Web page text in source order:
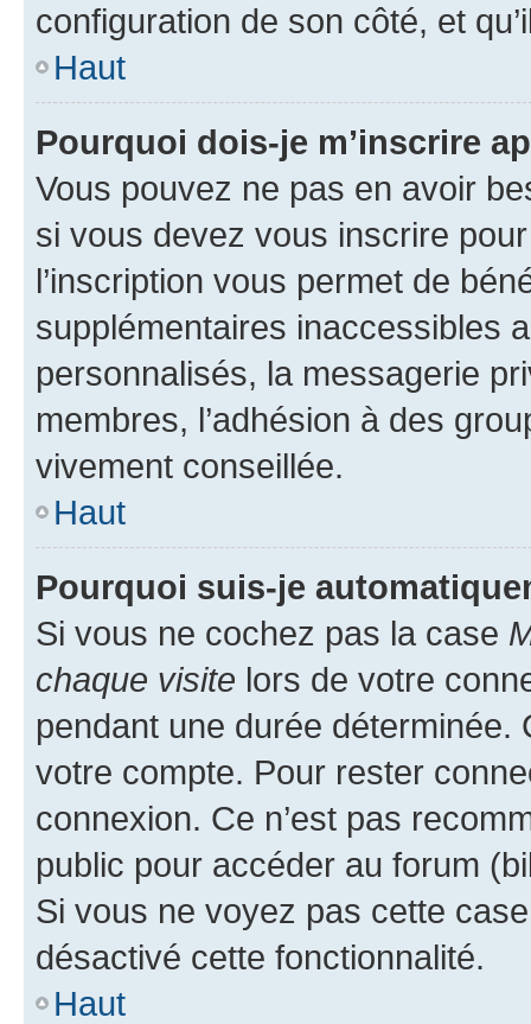
configuration de son côté, et
Haut
Pourquoi dois-je m’inscrire
Vous pouvez ne pas en avoir
si vous devez vous inscrire
l’inscription vous permet de
supplémentaires inaccessibles
personnalisés, la messagerie
membres, l’adhésion à des
vivement conseillée.
Haut
Pourquoi suis-je
Si vous ne cochez pas la case
chaque visite lors de votre
pendant une durée déterminée.
votre compte. Pour rester
connexion. Ce n’est pas
public pour accéder au forum
Si vous ne voyez pas cette
désactivé cette fonctionnalité.
Haut